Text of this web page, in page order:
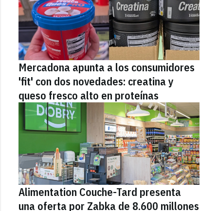
Mercadona apunta a los consumidores
'fit' con dos novedades: creatina y
queso fresco alto en proteínas
Alimentation Couche-Tard presenta
una oferta por Zabka de 8.600 millones